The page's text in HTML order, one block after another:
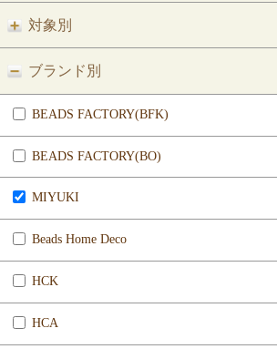
対象別
ブランド別
BEADS FACTORY(BFK)
BEADS FACTORY(BO)
MIYUKI
Beads Home Deco
HCK
HCA